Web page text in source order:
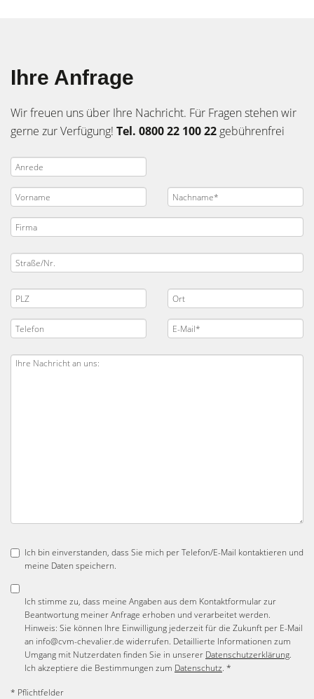
Ihre Anfrage
Wir freuen uns über Ihre Nachricht. Für Fragen stehen wir
gerne zur Verfügung! Tel. 0800 22 100 22 gebührenfrei
Ich bin einverstanden, dass Sie mich per Telefon/E-Mail kontaktieren und
meine Daten speichern.
Ich stimme zu, dass meine Angaben aus dem Kontaktformular zur
Beantwortung meiner Anfrage erhoben und verarbeitet werden.
Hinweis: Sie können Ihre Einwilligung jederzeit für die Zukunft per E-Mail
an info@cvm-chevalier.de widerrufen. Detaillierte Informationen zum
Umgang mit Nutzerdaten finden Sie in unserer Datenschutzerklärung.
Ich akzeptiere die Bestimmungen zum Datenschutz. *
* Pflichtfelder